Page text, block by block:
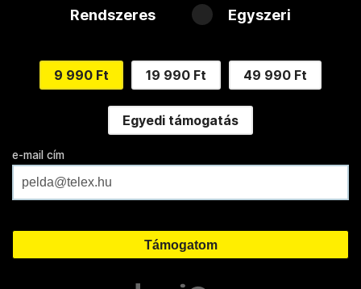
Rendszeres Egyszeri
9 990 Ft 19 990 Ft 49 990 Ft
Egyedi támogatás
e-mail cím